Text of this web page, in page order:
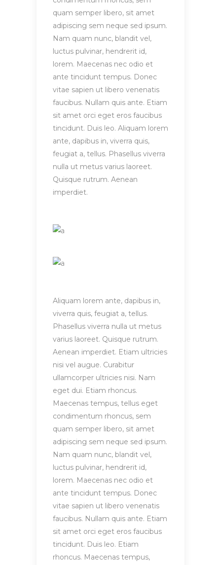
quam semper libero, sit amet
adipiscing sem neque sed ipsum.
Nam quam nunc, blandit vel,
luctus pulvinar, hendrerit id,
lorem. Maecenas nec odio et
ante tincidunt tempus. Donec
vitae sapien ut libero venenatis
faucibus. Nullam quis ante. Etiam
sit amet orci eget eros faucibus
tincidunt. Duis leo. Aliquam lorem
ante, dapibus in, viverra quis,
feugiat a, tellus. Phasellus viverra
nulla ut metus varius laoreet.
Quisque rutrum. Aenean
imperdiet.
Aliquam lorem ante, dapibus in,
viverra quis, feugiat a, tellus.
Phasellus viverra nulla ut metus
varius laoreet. Quisque rutrum.
Aenean imperdiet. Etiam ultricies
nisi vel augue. Curabitur
ullamcorper ultricies nisi. Nam
eget dui. Etiam rhoncus.
Maecenas tempus, tellus eget
condimentum rhoncus, sem
quam semper libero, sit amet
adipiscing sem neque sed ipsum.
Nam quam nunc, blandit vel,
luctus pulvinar, hendrerit id,
lorem. Maecenas nec odio et
ante tincidunt tempus. Donec
vitae sapien ut libero venenatis
faucibus. Nullam quis ante. Etiam
sit amet orci eget eros faucibus
tincidunt. Duis leo. Etiam
rhoncus. Maecenas tempus,